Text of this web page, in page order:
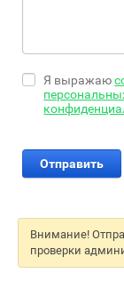
Я выражаю
Внимание!
проверки